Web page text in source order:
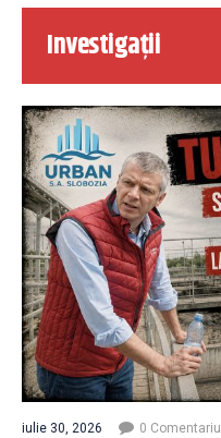
Investigații
iulie 30, 2026 0 Comentariu